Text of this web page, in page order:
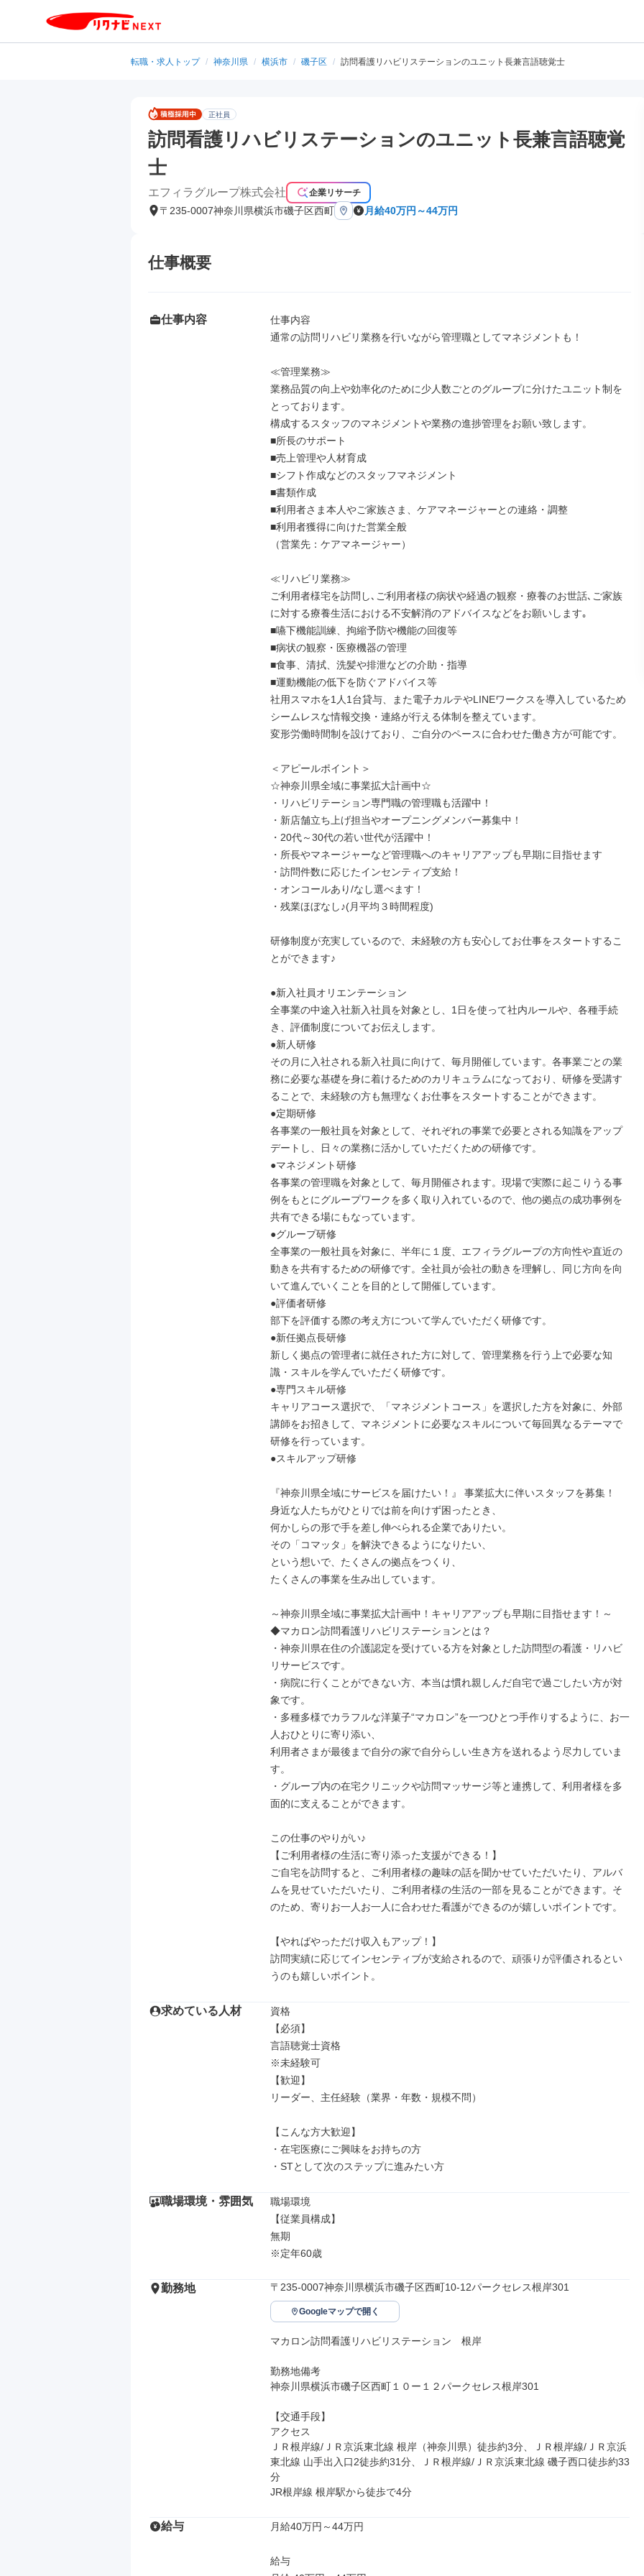
転職・求人トップ / 神奈川県 / 横浜市 / 磯子区 / 訪問看護リハビリステーションのユニット長兼言語聴覚士
正社員
訪問看護リハビリステーションのユニット長兼言語聴覚
士
エフィラグループ株式会社 企業リサーチ
〒235-0007神奈川県横浜市磯子区西町 月給40万円～44万円
仕事概要
仕事内容
仕事内容
通常の訪問リハビリ業務を行いながら管理職としてマネジメントも！
≪管理業務≫
業務品質の向上や効率化のために少人数ごとのグループに分けたユニット制を
とっております。
構成するスタッフのマネジメントや業務の進捗管理をお願い致します。
■所長のサポート
■売上管理や人材育成
■シフト作成などのスタッフマネジメント
■書類作成
■利用者さま本人やご家族さま、ケアマネージャーとの連絡・調整
■利用者獲得に向けた営業全般
（営業先：ケアマネージャー）
≪リハビリ業務≫
ご利用者様宅を訪問し､ご利用者様の病状や経過の観察・療養のお世話､ご家族
に対する療養生活における不安解消のアドバイスなどをお願いします｡
■嚥下機能訓練、拘縮予防や機能の回復等
■病状の観察・医療機器の管理
■食事、清拭、洗髪や排泄などの介助・指導
■運動機能の低下を防ぐアドバイス等
社用スマホを1人1台貸与、また電子カルテやLINEワークスを導入しているため
シームレスな情報交換・連絡が行える体制を整えています。
変形労働時間制を設けており、ご自分のペースに合わせた働き方が可能です。
＜アピールポイント＞
☆神奈川県全域に事業拡大計画中☆
・リハビリテーション専門職の管理職も活躍中！
・新店舗立ち上げ担当やオープニングメンバー募集中！
・20代～30代の若い世代が活躍中！
・所長やマネージャーなど管理職へのキャリアアップも早期に目指せます
・訪問件数に応じたインセンティブ支給！
・オンコールあり/なし選べます！
・残業ほぼなし♪(月平均３時間程度)
研修制度が充実しているので、未経験の方も安心してお仕事をスタートするこ
とができます♪
●新入社員オリエンテーション
全事業の中途入社新入社員を対象とし、1日を使って社内ルールや、各種手続
き、評価制度についてお伝えします。
●新人研修
その月に入社される新入社員に向けて、毎月開催しています。各事業ごとの業
務に必要な基礎を身に着けるためのカリキュラムになっており、研修を受講す
ることで、未経験の方も無理なくお仕事をスタートすることができます。
●定期研修
各事業の一般社員を対象として、それぞれの事業で必要とされる知識をアップ
デートし、日々の業務に活かしていただくための研修です。
●マネジメント研修
各事業の管理職を対象として、毎月開催されます。現場で実際に起こりうる事
例をもとにグループワークを多く取り入れているので、他の拠点の成功事例を
共有できる場にもなっています。
●グループ研修
全事業の一般社員を対象に、半年に１度、エフィラグループの方向性や直近の
動きを共有するための研修です。全社員が会社の動きを理解し、同じ方向を向
いて進んでいくことを目的として開催しています。
●評価者研修
部下を評価する際の考え方について学んでいただく研修です。
●新任拠点長研修
新しく拠点の管理者に就任された方に対して、管理業務を行う上で必要な知
識・スキルを学んでいただく研修です。
●専門スキル研修
キャリアコース選択で、「マネジメントコース」を選択した方を対象に、外部
講師をお招きして、マネジメントに必要なスキルについて毎回異なるテーマで
研修を行っています。
●スキルアップ研修
『神奈川県全域にサービスを届けたい！』 事業拡大に伴いスタッフを募集！
身近な人たちがひとりでは前を向けず困ったとき、
何かしらの形で手を差し伸べられる企業でありたい。
その「コマッタ」を解決できるようになりたい、
という想いで、たくさんの拠点をつくり、
たくさんの事業を生み出しています。
～神奈川県全域に事業拡大計画中！キャリアアップも早期に目指せます！～
◆マカロン訪問看護リハビリステーションとは？
・神奈川県在住の介護認定を受けている方を対象とした訪問型の看護・リハビ
リサービスです。
・病院に行くことができない方、本当は慣れ親しんだ自宅で過ごしたい方が対
象です。
・多種多様でカラフルな洋菓子“マカロン”を一つひとつ手作りするように、お一
人おひとりに寄り添い、
利用者さまが最後まで自分の家で自分らしい生き方を送れるよう尽力していま
す。
・グループ内の在宅クリニックや訪問マッサージ等と連携して、利用者様を多
面的に支えることができます。
この仕事のやりがい♪
【ご利用者様の生活に寄り添った支援ができる！】
ご自宅を訪問すると、ご利用者様の趣味の話を聞かせていただいたり、アルバ
ムを見せていただいたり、ご利用者様の生活の一部を見ることができます。そ
のため、寄りお一人お一人に合わせた看護ができるのが嬉しいポイントです。
【やればやっただけ収入もアップ！】
訪問実績に応じてインセンティブが支給されるので、頑張りが評価されるとい
うのも嬉しいポイント。
求めている人材
資格
【必須】
言語聴覚士資格
※未経験可
【歓迎】
リーダー、主任経験（業界・年数・規模不問）
【こんな方大歓迎】
・在宅医療にご興味をお持ちの方
・STとして次のステップに進みたい方
職場環境・雰囲気
職場環境
【従業員構成】
無期
※定年60歳
勤務地 〒235-0007神奈川県横浜市磯子区西町10-12パークセレス根岸301
Googleマップで開く
マカロン訪問看護リハビリステーション　根岸
勤務地備考
神奈川県横浜市磯子区西町１０ー１２パークセレス根岸301
【交通手段】
アクセス
ＪＲ根岸線/ＪＲ京浜東北線 根岸（神奈川県）徒歩約3分、ＪＲ根岸線/ＪＲ京浜
東北線 山手出入口2徒歩約31分、ＪＲ根岸線/ＪＲ京浜東北線 磯子西口徒歩約33
分
JR根岸線 根岸駅から徒歩で4分
給与 月給40万円～44万円
給与